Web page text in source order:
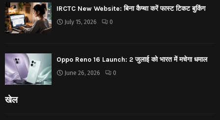
IRCTC New Website: बिना कैप्चा करें फास्ट टिकट बुकिंग
July 15, 2026 0
Oppo Reno 16 Launch: 2 जुलाई को भारत में मचेगा धमाल
June 26, 2026 0
खेल